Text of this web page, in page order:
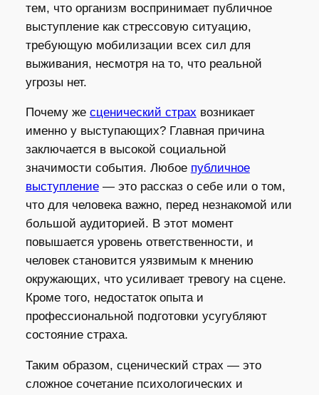
тем, что организм воспринимает публичное
выступление как стрессовую ситуацию,
требующую мобилизации всех сил для
выживания, несмотря на то, что реальной
угрозы нет.
Почему же сценический страх возникает
именно у выступающих? Главная причина
заключается в высокой социальной
значимости события. Любое публичное
выступление— это рассказ о себе или о том,
что для человека важно, перед незнакомой или
большой аудиторией. В этот момент
повышается уровень ответственности, и
человек становится уязвимым к мнению
окружающих, что усиливает тревогу на сцене.
Кроме того, недостаток опыта и
профессиональной подготовки усугубляют
состояние страха.
Таким образом, сценический страх — это
сложное сочетание психологических и